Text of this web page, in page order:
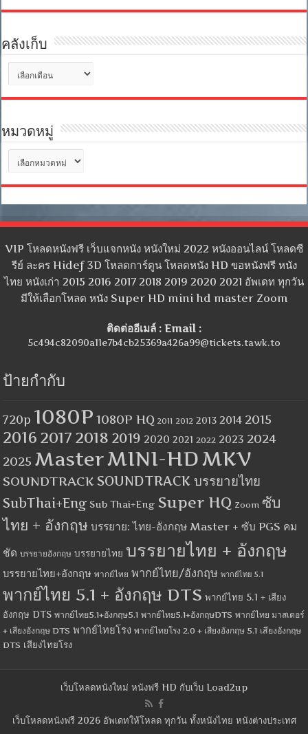
คลังเก็บ
เก็บ
หมวดหมู่
หมู่
VIP โหลดหนังฟรี เว็บแจกหนัง หนังใหม่ 2022 หนังออนไลน์ โหลดซี
รีย์ ละคร Hidef 3D โหลดการ์ตูน โหลดหนัง HD ขอหนังฟรี หนัง
ไทย หนังเก่า 2015 2016 2017 2018 2019 2020 2021 อัพเดท ทุกวัน
มีให้เลือกโหลด หนัง Super HD mini hd master Zoom
ติดต่ออีเมล์ : Email :
5c494c82090a11e7b4cb25369a426a99@tickets.tawk.to
ป้ายกำกับ
720p 1080P 1080P HQ 2011 2012 2013 2014 2015
2016 2017 2018 2019 2020 2021 2022 2023 2024
2025 MasterMINI-HDMKV
SOUNDTRACK SOUNDTRACK บรรยายไทย
SubThai+Eng Sub Thai+Eng Super HQ Zoom ซับ
ไทย + อังกฤษ บรรยาย: ไทย-อังกฤษ Master + ซับ PGS คม
ชัด บรรยายอังกฤษ บรรยายไทย บรรยายไทย + อังกฤษ
บรรยายไทย+อังกฤษ พากย์ไทย พากย์ไทย/อังกฤษ พากย์ไทย 5.1
พากย์ไทย 5.1 + อังกฤษ DTS พากย์ไทย 5.1 + เสียง
อังกฤษ DTS พากย์ไทย5.1+อังกฤษ5.1 พากย์ไทย5.1+อังกฤษDTS พากย์ไทย มาสเตอร์
+ เสียงอังกฤษ DTS พากย์ไทยโรง พากย์ไทยโรง 2.0 + เสียงอังกฤษ 5.1 เสียงอังกฤษ
DTS เสียงไทยโรง
เว็บโหลดหนังใหม่ หนังฟรี HD กับเว็บ Load2up
เว็บโหลดหนังฟรี 2026 อัพเดทให้โหลด ทุกวัน ทั้งหนังไทย หนังต่างประเทศ